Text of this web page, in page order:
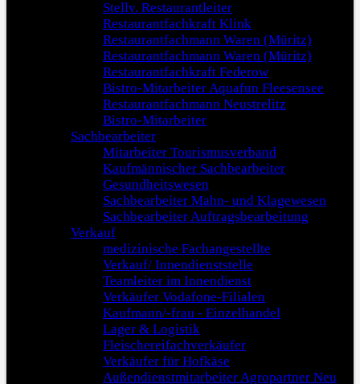
Stellv. Restaurantleiter
Restaurantfachkraft Klink
Restaurantfachmann Waren (Müritz)
Restaurantfachmann Waren (Müritz)
Restaurantfachkraft Federow
Bistro-Mitarbeiter Aquafun Fleesensee
Restaurantfachmann Neustrelitz
Bistro-Mitarbeiter
Sachbearbeiter
Mitarbeiter Tourismusverband
Kaufmännischer Sachbearbeiter
Gesundheitswesen
Sachbearbeiter Mahn- und Klagewesen
Sachbearbeiter Auftragsbearbeitung
Verkauf
medizinische Fachangestellte
Verkauf/ Innendienststelle
Teamleiter im Innendienst
Verkäufer Vodafone-Filialen
Kaufmann/-frau - Einzelhandel
Lager & Logistik
Fleischereifachverkäufer
Verkäufer für Hofkäse
Außendienstmitarbeiter Agropartner Neu